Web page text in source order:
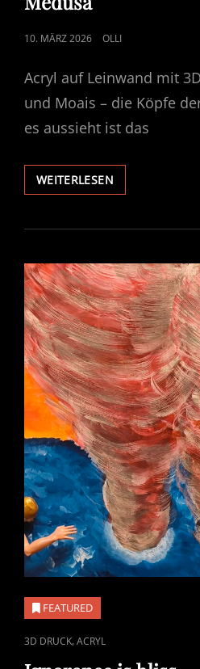
POSTED
10. MÄRZ 2026 OLLI
Acryl auf Leinwand mit
und Moais – die Köpfe
es aussieht ist das
WEITERLESENMEDUSA
FEATURED
CAT
LINKS
3D DRUCK,ACRYL